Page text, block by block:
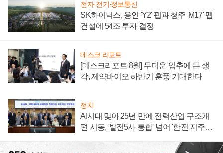
전자·전기·정보통신
SK하이닉스, 용인 'Y2' 팹과 청주 'M17' 팹
건설에 54조 투자 결정
데스크 리포트
[데스크리포트 8월] 무더운 입추에 든 생
각, 제약바이오 하반기 훈풍 기대한다
정치
AI시대 맞아 25년 만에 전력산업 구조개
편 시동, '발전5사 통합' 넘어 '한전 지주사'